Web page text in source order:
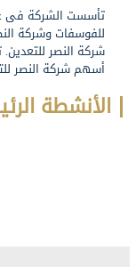
أسهم شركة النصر
الأنشطة